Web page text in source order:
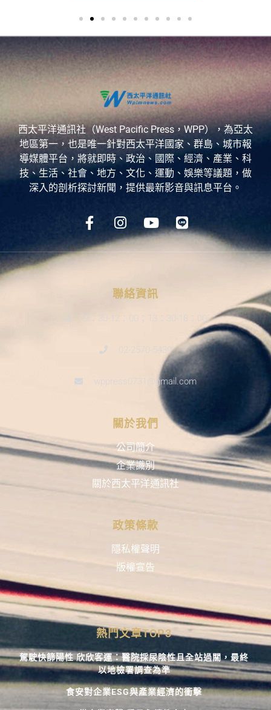
西太平洋通訊社（West Pacific Press，WPP），為亞太
地區第一，也是唯一針對西太平洋國家、群島、城市報
導媒體平台，將就即時、政治、國際、經濟、產業、科
技、生活、社會、地方、文化、運動、娛樂等議題，做
深入的剖析探討新聞，提供最新影音與訊息平台。
聯絡資訊
9：30-12：00；13：30-18：00
02-2570-5439
wppress0731@gmail.com
關於我們
公司簡介
企業識別
關於西太平洋通訊社
政策條款
隱私權聲明
版權宣告
熱門文章TOP3
駕駛快篩陽性 欣欣客運：醫院採尿陰性且全站過關，最終
以地檢署調查為準
食安對企業ESG與產業經濟的衝擊